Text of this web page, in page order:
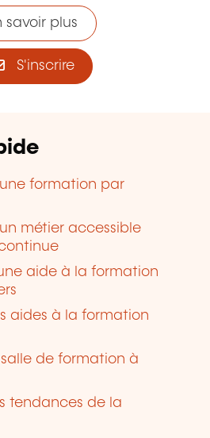
savoir plus
S'inscrire
formation par
métier accessible
aide à la formation
aides à la formation
salle de formation à
tendances de la